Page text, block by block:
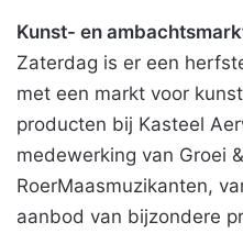
Kunst- en
Zaterdag is er een
met een markt voor
producten bij Kasteel
medewerking van Groei
RoerMaasmuzikanten,
aanbod van bijzondere